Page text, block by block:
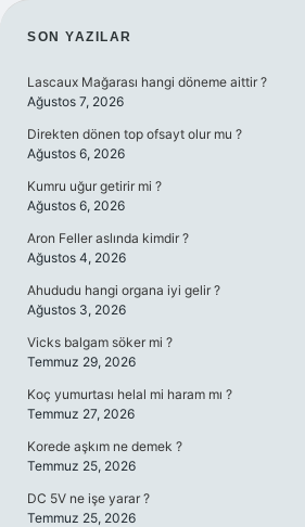
SIDEBAR
SON YAZILAR
Lascaux Mağarası hangi döneme aittir ?
Ağustos 7, 2026
Direkten dönen top ofsayt olur mu ?
Ağustos 6, 2026
Kumru uğur getirir mi ?
Ağustos 6, 2026
Aron Feller aslında kimdir ?
Ağustos 4, 2026
Ahududu hangi organa iyi gelir ?
Ağustos 3, 2026
Vicks balgam söker mi ?
Temmuz 29, 2026
Koç yumurtası helal mi haram mı ?
Temmuz 27, 2026
Korede aşkım ne demek ?
Temmuz 25, 2026
DC 5V ne işe yarar ?
Temmuz 25, 2026